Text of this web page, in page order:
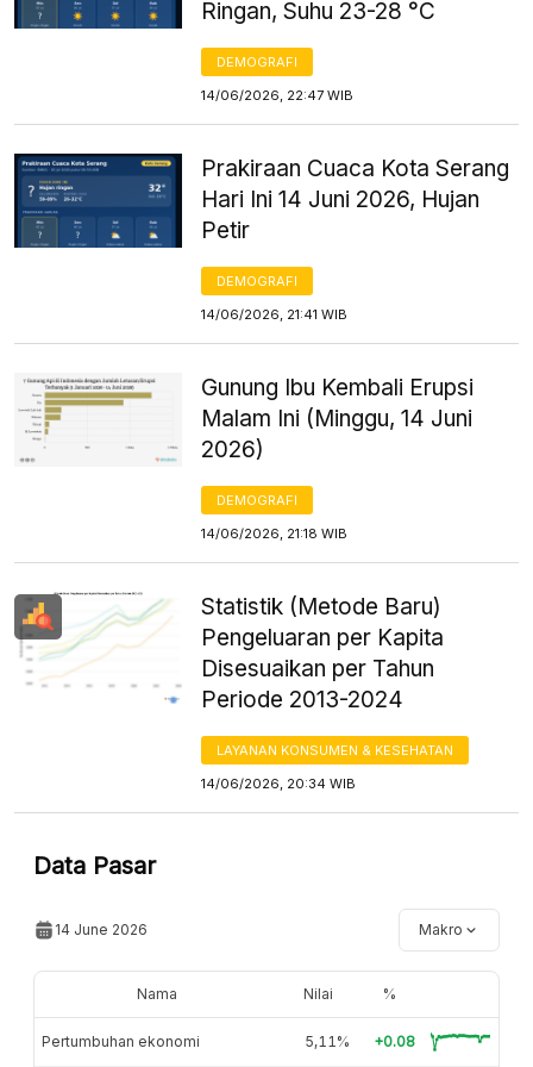
Ringan, Suhu 23-28 °C
DEMOGRAFI
14/06/2026, 22:47 WIB
Prakiraan Cuaca Kota Serang
Hari Ini 14 Juni 2026, Hujan
Petir
DEMOGRAFI
14/06/2026, 21:41 WIB
Gunung Ibu Kembali Erupsi
Malam Ini (Minggu, 14 Juni
2026)
DEMOGRAFI
14/06/2026, 21:18 WIB
Statistik (Metode Baru)
Pengeluaran per Kapita
Disesuaikan per Tahun
Periode 2013-2024
LAYANAN KONSUMEN & KESEHATAN
14/06/2026, 20:34 WIB
Data Pasar
14 June 2026 Makro
Nama Nilai %
Pertumbuhan ekonomi 5,11% +0.08